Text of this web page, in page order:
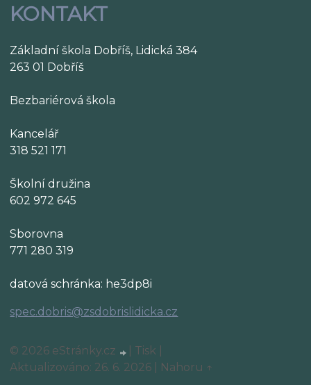
KONTAKT
Základní škola Dobříš, Lidická 384
263 01 Dobříš
Bezbariérová škola
Kancelář
318 521 171
Školní družina
602 972 645
Sborovna
771 280 319
datová schránka: he3dp8i
spec.dobris@zsdobrislidicka.cz
© 2026 eStránky.cz Tisk
Aktualizováno: 26. 6. 2026
Nahoru ↑